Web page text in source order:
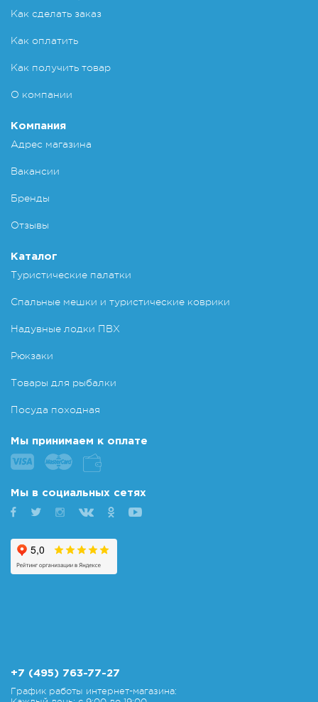
Как сделать заказ
Как оплатить
Как получить товар
О компании
Компания
Адрес магазина
Вакансии
Бренды
Отзывы
Каталог
Туристические палатки
Спальные мешки и туристические коврики
Надувные лодки ПВХ
Рюкзаки
Товары для рыбалки
Посуда походная
Мы принимаем к оплате
Мы в социальных сетях
+7 (495) 763-77-27
График работы интернет-магазина: